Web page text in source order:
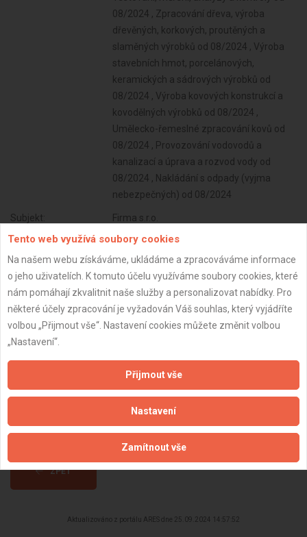
08/2024 , Zpracování dřeva, výroba
dřevěných, korkových, proutěných a
slaměných výrobků od 08/2024 , Výroba
stavebních hmot, porcelánových,
keramických a sádrových výrobků od
08/2024 , Výroba kovových konstrukcí a
kovodělných výrobků od 08/2024 ,
Umělecko-řemeslné zpracování kovů od
08/2024 , Provozování vodovodů a
kanalizací a úprava a rozvod vody od
08/2024 , Nakládání s odpady (vyjma
nebezpečných) od 08/2024
Subjekt: Firma s.r.o.
DPH: Neplátce
Věk: 37 let
Datum registrace: 25.9.2024
Dostupnost:
ZPĚT
Aktualizováno z portálu ARES dne 25.09.2024 14:57:52
Tento web využívá soubory cookies
Na našem webu získáváme, ukládáme a zpracováváme informace
o jeho uživatelích. K tomuto účelu využíváme soubory cookies, které
nám pomáhají zkvalitnit naše služby a personalizovat nabídky. Pro
některé účely zpracování je vyžadován Váš souhlas, který vyjádříte
volbou „Přijmout vše“. Nastavení cookies můžete změnit volbou
„Nastavení“.
Přijmout vše
Nastavení
Zamítnout vše